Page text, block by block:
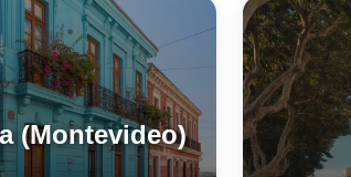
(Montevideo)